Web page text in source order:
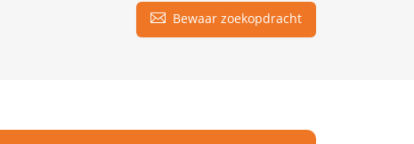
Bewaar zoekopdracht